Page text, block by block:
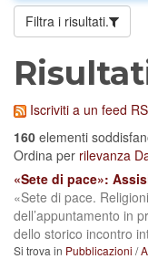
Filtra i risultati.
Iscriviti a un feed
160 elementi
Ordina per rilevanza
«Sete di pace»:
«Sete di pace.
dell’appuntamento in
dello storico incontro
Si trova in Pubblicazioni /